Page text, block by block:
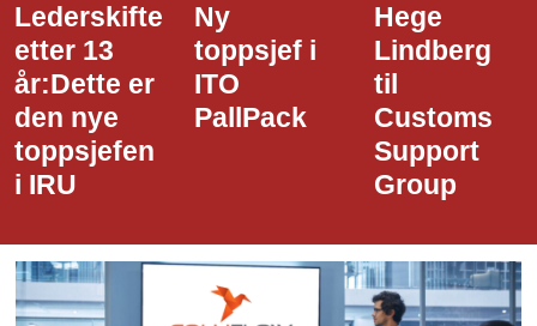
Ny
toppsjef i
ITO
PallPack
Hege
Lindberg
til
Customs
Dette er
den nye
i Narvik
Havn